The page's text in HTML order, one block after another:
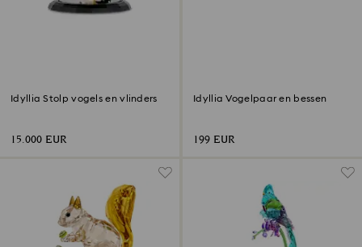
Idyllia Stolp vogels en vlinders
15.000 EUR
Idyllia Vogelpaar en bessen
199 EUR